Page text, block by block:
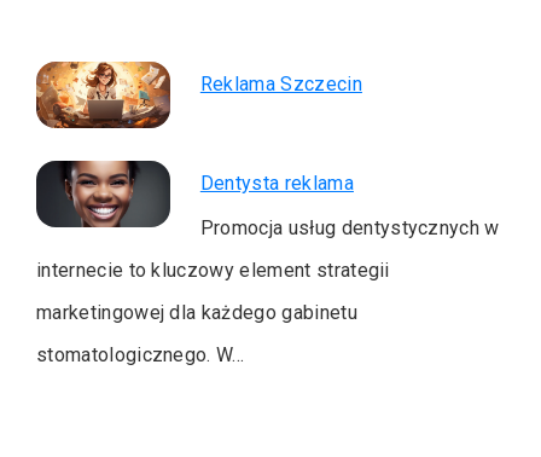
Reklama Szczecin
Dentysta reklama
Promocja usług dentystycznych w
internecie to kluczowy element strategii
marketingowej dla każdego gabinetu
stomatologicznego. W…